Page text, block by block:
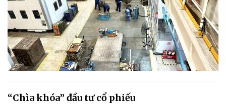
“Chìa khóa” đầu tư cổ phiếu